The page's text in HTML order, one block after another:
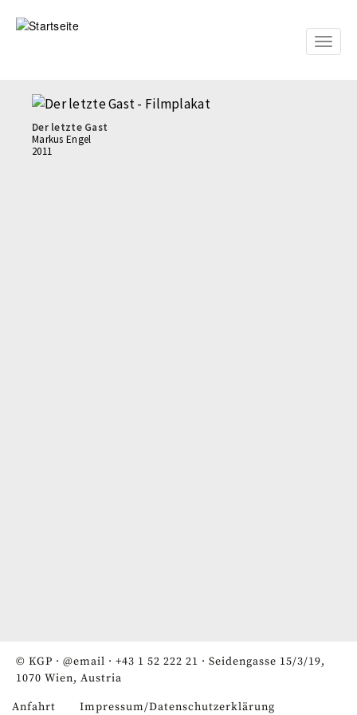
zum
Toggle
Der letzte Gast
Markus Engel
2011
© KGP · @email · +43 1 52 222 21 · Seidengasse 15/3/19,
1070 Wien, Austria
Anfahrt Impressum/Datenschutzerklärung